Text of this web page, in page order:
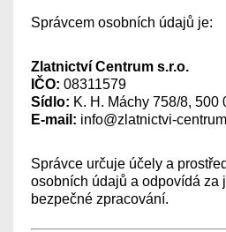
Správcem osobních údajů je:
Zlatnictví Centrum s.r.o.
IČO: 08311579
Sídlo: K. H. Máchy 758/8, 500
E-mail: info@zlatnictvi-
Správce určuje účely a
osobních údajů a odpovídá za
bezpečné zpracování.